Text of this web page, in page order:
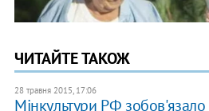
ЧИТАЙТЕ ТАКОЖ
28 травня 2015, 17:06
Мінкультури РФ зобов'язало